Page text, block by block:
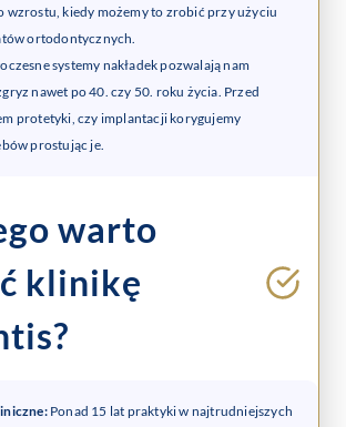
wzrostu, kiedy możemy to zrobić przy użyciu
ortodontycznych.
systemy nakładek pozwalają nam
nawet po 40. czy 50. roku życia. Przed
protetyki, czy implantacji korygujemy
prostując je.
warto
klinikę
Ponad 15 lat praktyki w najtrudniejszych